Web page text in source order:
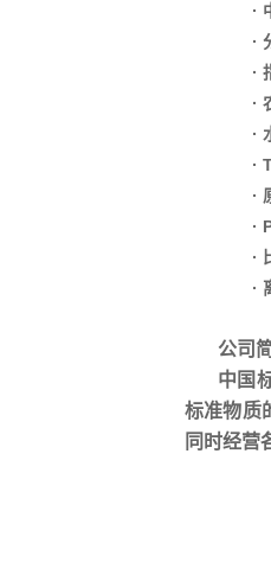
·
·
·
·
·
·
·
·
·
·
公司
中国
标准物质
同时经营